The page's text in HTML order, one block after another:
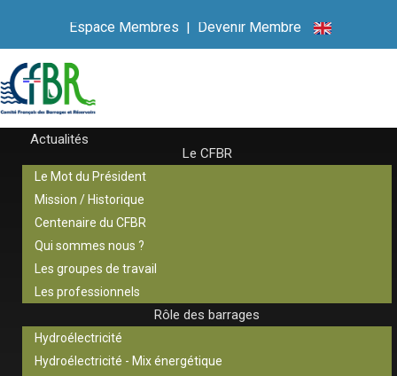
Espace Membres | Devenir Membre
Actualités
Le CFBR
Le Mot du Président
Mission / Historique
Centenaire du CFBR
Qui sommes nous ?
Les groupes de travail
Les professionnels
Rôle des barrages
Hydroélectricité
Hydroélectricité - Mix énergétique